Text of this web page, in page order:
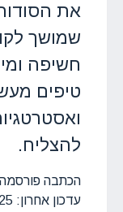
את
שמושך
חשיפה
טיפים
להצליח.
עדכון אחרון: 03/02/2025.